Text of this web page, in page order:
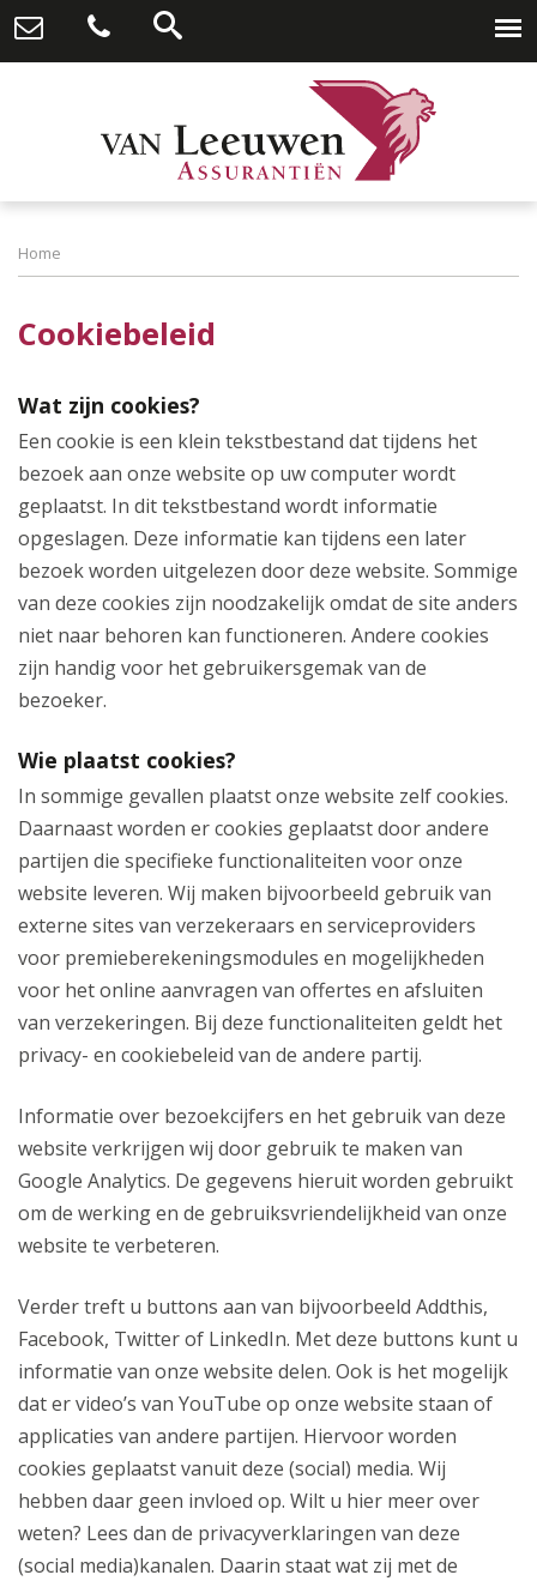
Home
Cookiebeleid
Wat zijn cookies?
Een cookie is een klein tekstbestand dat tijdens het
bezoek aan onze website op uw computer wordt
geplaatst. In dit tekstbestand wordt informatie
opgeslagen. Deze informatie kan tijdens een later
bezoek worden uitgelezen door deze website. Sommige
van deze cookies zijn noodzakelijk omdat de site anders
niet naar behoren kan functioneren. Andere cookies
zijn handig voor het gebruikersgemak van de
bezoeker.
Wie plaatst cookies?
In sommige gevallen plaatst onze website zelf cookies.
Daarnaast worden er cookies geplaatst door andere
partijen die specifieke functionaliteiten voor onze
website leveren. Wij maken bijvoorbeeld gebruik van
externe sites van verzekeraars en serviceproviders
voor premieberekeningsmodules en mogelijkheden
voor het online aanvragen van offertes en afsluiten
van verzekeringen. Bij deze functionaliteiten geldt het
privacy- en cookiebeleid van de andere partij.
Informatie over bezoekcijfers en het gebruik van deze
website verkrijgen wij door gebruik te maken van
Google Analytics. De gegevens hieruit worden gebruikt
om de werking en de gebruiksvriendelijkheid van onze
website te verbeteren.
Verder treft u buttons aan van bijvoorbeeld Addthis,
Facebook, Twitter of LinkedIn. Met deze buttons kunt u
informatie van onze website delen. Ook is het mogelijk
dat er video’s van YouTube op onze website staan of
applicaties van andere partijen. Hiervoor worden
cookies geplaatst vanuit deze (social) media. Wij
hebben daar geen invloed op. Wilt u hier meer over
weten? Lees dan de privacyverklaringen van deze
(social media)kanalen. Daarin staat wat zij met de